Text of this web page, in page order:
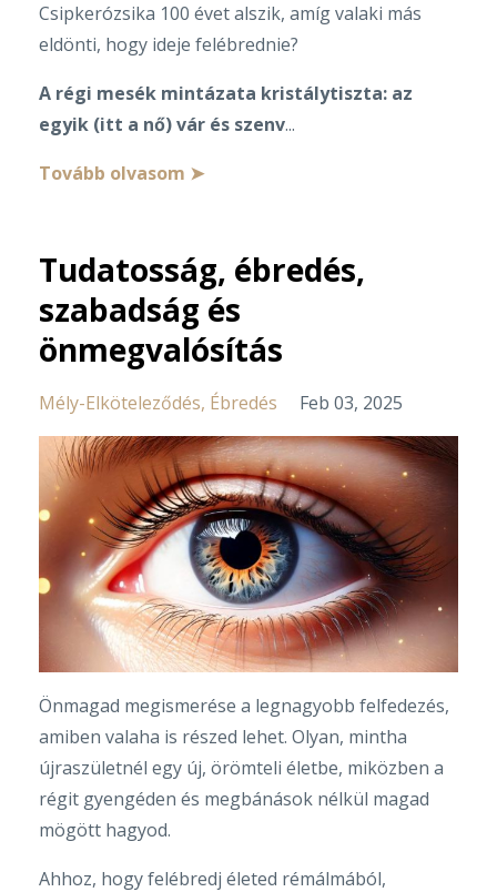
Csipkerózsika 100 évet alszik, amíg valaki más
eldönti, hogy ideje felébrednie?
A régi mesék mintázata kristálytiszta: az
egyik (itt a nő) vár és szenv...
Tovább olvasom ➤
Tudatosság, ébredés,
szabadság és
önmegvalósítás
Mély-Elköteleződés Ébredés Feb 03, 2025
Önmagad megismerése a legnagyobb felfedezés,
amiben valaha is részed lehet. Olyan, mintha
újraszületnél egy új, örömteli életbe, miközben a
régit gyengéden és megbánások nélkül magad
mögött hagyod.
Ahhoz, hogy felébredj életed rémálmából,